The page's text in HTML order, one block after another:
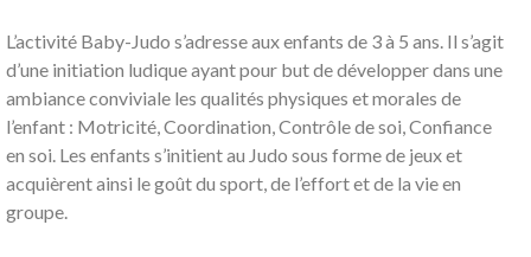
L’activité Baby-Judo s’adresse aux enfants de 3 à 5 ans. Il s’agit
d’une initiation ludique ayant pour but de développer dans une
ambiance conviviale les qualités physiques et morales de
l’enfant : Motricité, Coordination, Contrôle de soi, Confiance
en soi. Les enfants s’initient au Judo sous forme de jeux et
acquièrent ainsi le goût du sport, de l’effort et de la vie en
groupe.